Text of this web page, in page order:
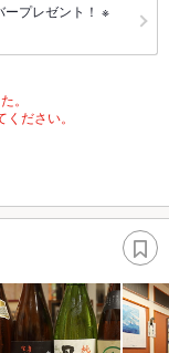
ープレゼント！ ※
。
ださい。